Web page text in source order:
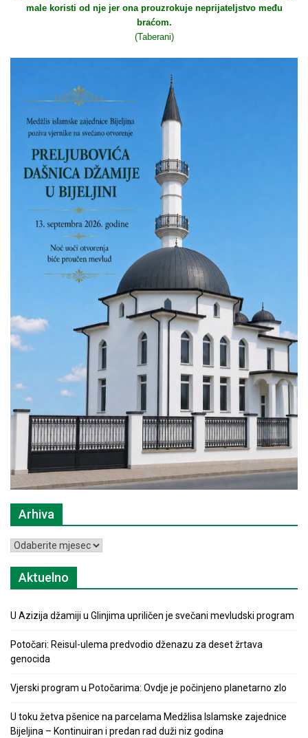
male koristi od nje jer ona prouzrokuje neprijateljstvo među
braćom.
(Taberani)
Arhiva
Arhiva
Aktuelno
U Azizija džamiji u Glinjima upriličen je svečani mevludski program
Potočari: Reisul-ulema predvodio dženazu za deset žrtava
genocida
Vjerski program u Potočarima: Ovdje je počinjeno planetarno zlo
U toku žetva pšenice na parcelama Medžlisa Islamske zajednice
Bijeljina – Kontinuiran i predan rad duži niz godina